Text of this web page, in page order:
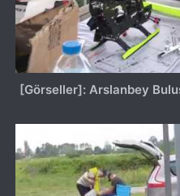
[Görseller]: Arslanbey